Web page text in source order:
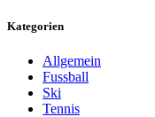
Kategorien
Allgemein
Fussball
Ski
Tennis